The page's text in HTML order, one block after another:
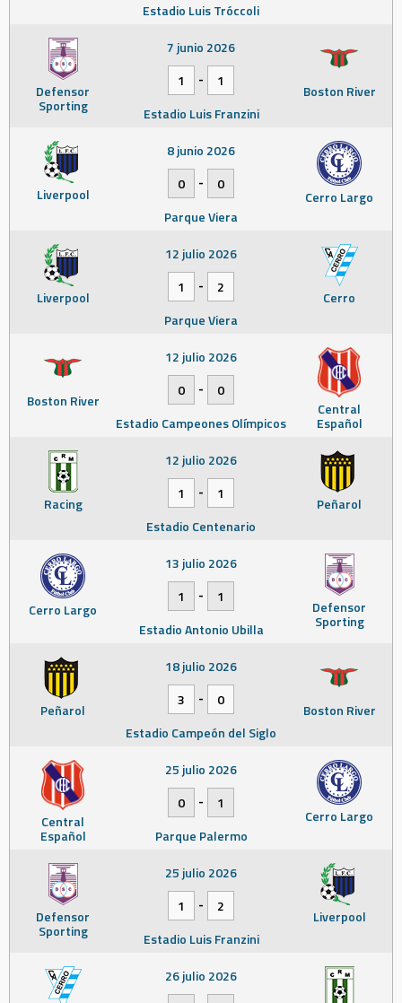
Estadio Luis Tróccoli
Defensor
Sporting
Boston River
7 junio 2026
1
-
1
Estadio Luis Franzini
Liverpool Cerro Largo
8 junio 2026
0
-
0
Parque Viera
Liverpool Cerro
12 julio 2026
1
-
2
Parque Viera
Boston River Central
Español
12 julio 2026
0
-
0
Estadio Campeones Olímpicos
Racing Peñarol
12 julio 2026
1
-
1
Estadio Centenario
Cerro Largo Defensor
Sporting
13 julio 2026
1
-
1
Estadio Antonio Ubilla
Peñarol Boston River
18 julio 2026
3
-
0
Estadio Campeón del Siglo
Central
Español
Cerro Largo
25 julio 2026
0
-
1
Parque Palermo
Defensor
Sporting
Liverpool
25 julio 2026
1
-
2
Estadio Luis Franzini
26 julio 2026